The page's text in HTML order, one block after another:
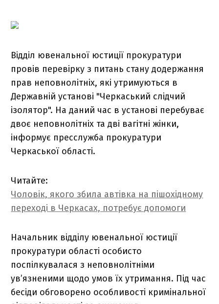
Відділ ювенальної юстиції прокуратури
провів перевірку з питань стану додержання
прав неповнолітніх, які утримуються в
Державній установі "Черкаський слідчий
ізолятор". На даний час в установі перебуває
двоє неповнолітніх та дві вагітні жінки,
інформує пресслужба прокуратури
Черкаської області.
Читайте:
Чоловік, якого збила автівка на пішохідному
переході в Черкасах, потребує допомоги
Начальник відділу ювенальної юстиції
прокуратури області особисто
поспілкувалася з неповнолітніми
ув’язненими щодо умов їх утримання. Під час
бесіди обговорено особливості кримінальної